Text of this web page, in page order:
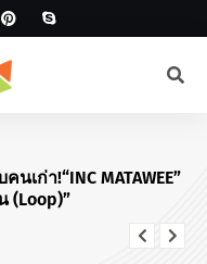
เก่า!“INC MATAWEE”
(Loop)”